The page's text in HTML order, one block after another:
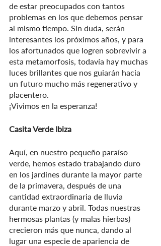
de estar preocupados con tantos
problemas en los que debemos pensar
al mismo tiempo. Sin duda, serán
interesantes los próximos años, y para
los afortunados que logren sobrevivir a
esta metamorfosis, todavía hay muchas
luces brillantes que nos guiarán hacia
un futuro mucho más regenerativo y
placentero.
¡Vivimos en la esperanza!
Casita Verde Ibiza
Aquí, en nuestro pequeño paraíso
verde, hemos estado trabajando duro
en los jardines durante la mayor parte
de la primavera, después de una
cantidad extraordinaria de lluvia
durante marzo y abril. Todas nuestras
hermosas plantas (y malas hierbas)
crecieron más que nunca, dando al
lugar una especie de apariencia de